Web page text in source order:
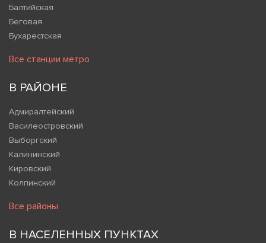
Балтийская
Беговая
Бухарестская
Все станции метро
В РАЙОНЕ
Адмиралтейский
Василеостровский
Выборгский
Калининский
Кировский
Колпинский
Все районы
В НАСЕЛЕННЫХ ПУНКТАХ